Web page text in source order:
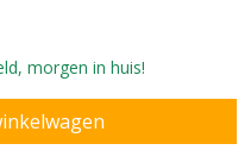
morgen in huis!